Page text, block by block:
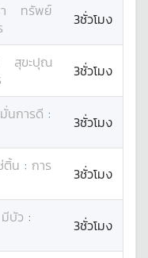
ทรัพย์
3ชั่วโมง
สุขะปุณ
3ชั่วโมง
มั่นการดี :
3ชั่วโมง
ติ้น : การ
3ชั่วโมง
มีบัว :
3ชั่วโมง